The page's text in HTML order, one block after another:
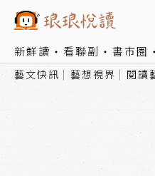
新鮮讀 看聯副 書市圈
藝文快訊 藝想視界 閱讀